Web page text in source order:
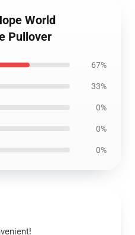
World
Pullover
67%
33%
0%
0%
0%